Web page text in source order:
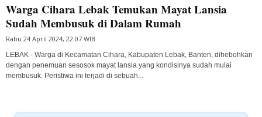
Warga Cihara Lebak Temukan Mayat Lansia
Sudah Membusuk di Dalam Rumah
Rabu 24 April 2024, 22:07 WIB
LEBAK - Warga di Kecamatan Cihara, Kabupaten Lebak, Banten, dihebohkan
dengan penemuan sesosok mayat lansia yang kondisinya sudah mulai
membusuk. Peristiwa ini terjadi di sebuah...